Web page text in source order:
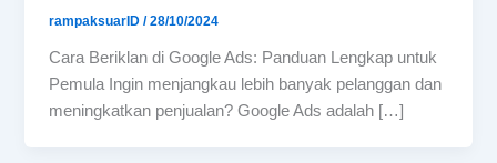
rampaksuarID/28/10/2024
Cara Beriklan di Google Ads: Panduan Lengkap untuk
Pemula Ingin menjangkau lebih banyak pelanggan dan
meningkatkan penjualan? Google Ads adalah […]